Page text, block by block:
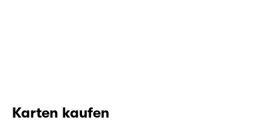
Karten kaufen